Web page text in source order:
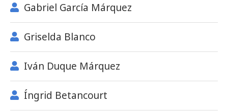
Gabriel García Márquez
Griselda Blanco
Iván Duque Márquez
Íngrid Betancourt